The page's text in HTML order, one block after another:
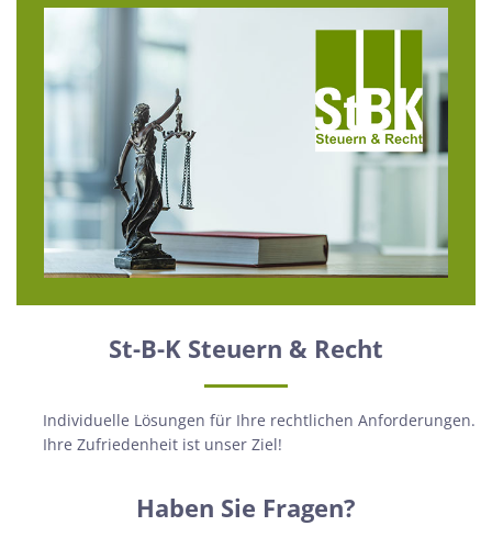
St-B-K Steuern & Recht
Individuelle Lösungen für Ihre rechtlichen Anforderungen.
Ihre Zufriedenheit ist unser Ziel!
Haben Sie Fragen?